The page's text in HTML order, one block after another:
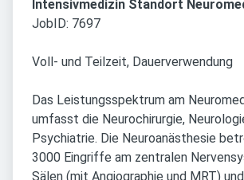
Intensivmedizin Standort
JobID: 7697
Voll- und Teilzeit, Dauerverwendung
Das Leistungsspektrum am
umfasst die Neurochirurgie,
Psychiatrie. Die Neuroanästhesie
3000 Eingriffe am zentralen
Sälen (mit Angiographie und MRT)